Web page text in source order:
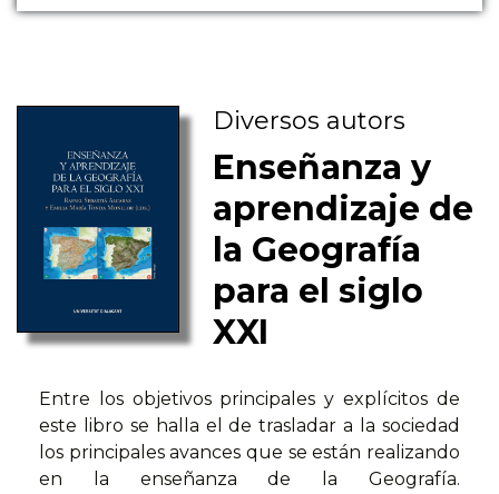
Diversos autors
Enseñanza y
aprendizaje de
la Geografía
para el siglo
XXI
Entre los objetivos principales y explícitos de
este libro se halla el de trasladar a la sociedad
los principales avances que se están realizando
en la enseñanza de la Geografía.